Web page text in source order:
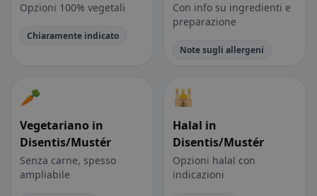
Opzioni 100% vegetali
Chiaramente indicato
Con info su ingredienti e
preparazione
Note sugli allergeni
🥕
Vegetariano in
Disentis/Mustér
Senza carne, spesso
ampliabile
🕌
Halal in
Disentis/Mustér
Opzioni halal con
indicazioni